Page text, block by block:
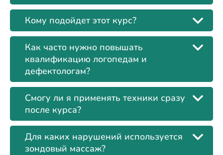
Кому подойдет этот курс?
Как часто нужно повышать
квалификацию логопедам и
дефектологам?
Смогу ли я применять техники сразу
после курса?
Для каких нарушений используется
зондовый массаж?